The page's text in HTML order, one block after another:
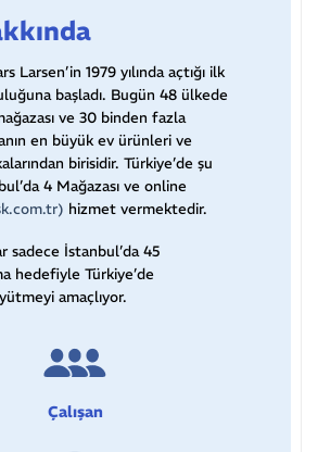
Larsen’in 1979 yılında açtığı ilk
başladı. Bugün 48 ülkede
ve 30 binden fazla
en büyük ev ürünleri ve
birisidir. Türkiye’de şu
4 Mağazası ve online
hizmet vermektedir.
sadece İstanbul’da 45
hedefiyle Türkiye’de
amaçlıyor.
Çalışan